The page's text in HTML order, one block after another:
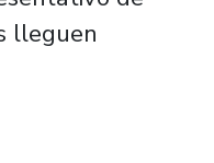
lleguen